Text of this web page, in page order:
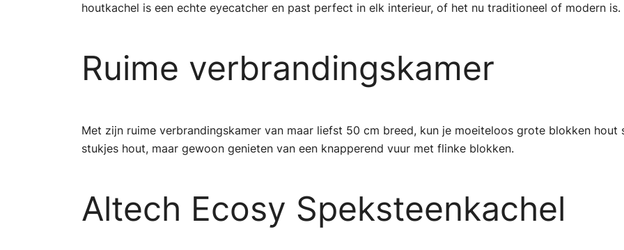
houtkachel is een echte eyecatcher en past perfect in elk interieur, of het nu traditioneel of modern is.
Ruime verbrandingskamer
Met zijn ruime verbrandingskamer van maar liefst 50 cm breed, kun je moeiteloos grote blokken hout
stukjes hout, maar gewoon genieten van een knapperend vuur met flinke blokken.
Altech Ecosy Speksteenkachel